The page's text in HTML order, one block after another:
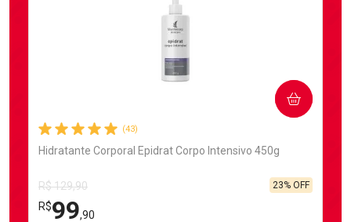
(43)
Hidratante Corporal Epidrat Corpo Intensivo 450g
R$ 129,90
R$99,90
23% OFF
COMPRAR